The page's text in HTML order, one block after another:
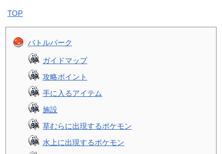
TOP
バトルパーク
ガイドマップ
攻略ポイント
手に入るアイテム
施設
草むらに出現するポケモン
水上に出現するポケモン